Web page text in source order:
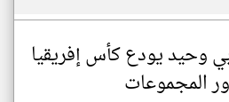
وحيد يودع كأس إفريقيا